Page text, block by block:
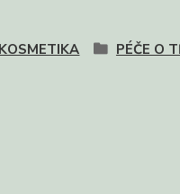
PÉČE O